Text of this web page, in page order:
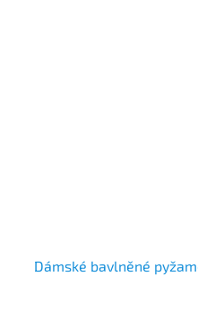
Dámské bavlněné